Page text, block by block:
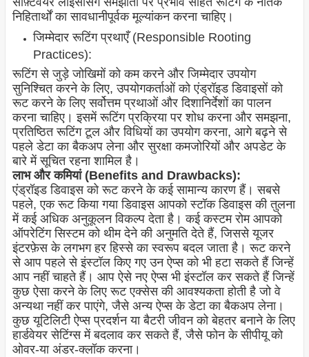
निहितार्थों का सावधानीपूर्वक मूल्यांकन करना चाहिए।
जिम्मेदार रूटिंग प्रथाएँ (Responsible Rooting
Practices):
रूटिंग से जुड़े जोखिमों को कम करने और जिम्मेदार उपयोग
सुनिश्चित करने के लिए, उपयोगकर्ताओं को एंड्रॉइड डिवाइसों को
रूट करने के लिए सर्वोत्तम प्रथाओं और दिशानिर्देशों का पालन
करना चाहिए। इसमें रूटिंग प्रक्रिया पर शोध करना और समझना,
प्रतिष्ठित रूटिंग टूल और विधियों का उपयोग करना, आगे बढ़ने से
पहले डेटा का बैकअप लेना और सुरक्षा कमजोरियों और अपडेट के
बारे में सूचित रहना शामिल है।
लाभ और कमियां (Benefits and Drawbacks):
एंड्रॉइड डिवाइस को रूट करने के कई सामान्य कारण हैं। सबसे
पहले, एक रूट किया गया डिवाइस आपको स्टॉक डिवाइस की तुलना
में कई अधिक अनुकूलन विकल्प देता है। कई कस्टम रोम आपको
ऑपरेटिंग सिस्टम को थीम देने की अनुमति देते हैं, जिससे यूजर
इंटरफ़ेस के लगभग हर हिस्से का स्वरूप बदल जाता है। रूट करने
से आप पहले से इंस्टॉल किए गए उन ऐप्स को भी हटा सकते हैं जिन्हें
आप नहीं चाहते हैं। आप ऐसे नए ऐप्स भी इंस्टॉल कर सकते हैं जिन्हें
कुछ ऐसा करने के लिए रूट एक्सेस की आवश्यकता होती है जो वे
अन्यथा नहीं कर पाएंगे, जैसे अन्य ऐप्स के डेटा का बैकअप लेना।
कुछ यूटिलिटी ऐप्स प्रदर्शन या बैटरी जीवन को बेहतर बनाने के लिए
हार्डवेयर सेटिंग्स में बदलाव कर सकते हैं, जैसे फोन के सीपीयू को
ओवर-या अंडर-क्लॉक करना।